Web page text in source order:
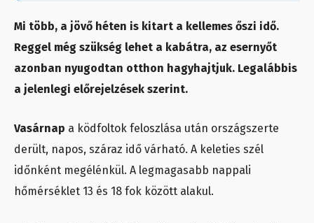
Mi több, a jövő héten is kitart a kellemes őszi idő.
Reggel még szükség lehet a kabátra, az esernyőt
azonban nyugodtan otthon hagyhajtjuk. Legalábbis
a jelenlegi előrejelzések szerint.
Vasárnap a ködfoltok feloszlása után országszerte
derült, napos, száraz idő várható. A keleties szél
időnként megélénkül. A legmagasabb nappali
hőmérséklet 13 és 18 fok között alakul.